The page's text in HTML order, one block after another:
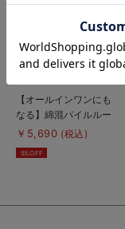
る
商
品
詳
細
を
見
る
【オールインワンにも
なる】綿混パイルルー
ムウェア マタニテ
ィ・授乳パジャマ【産
後も長く着られる】
￥5,690 (税込)
5%OFF
お